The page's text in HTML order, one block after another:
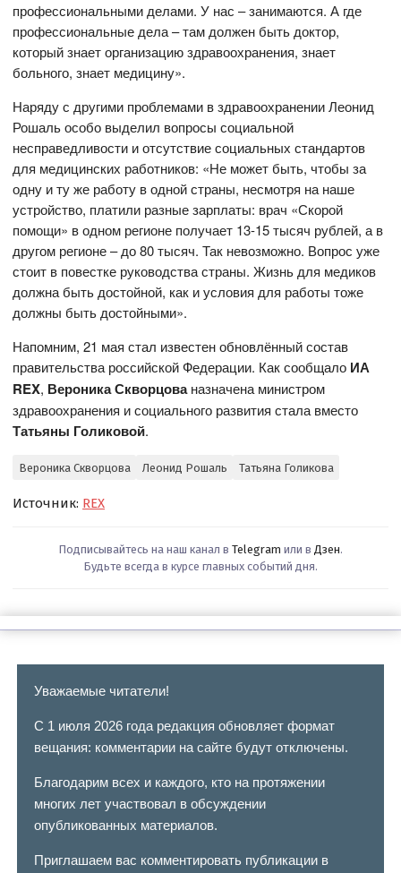
профессиональными делами. У нас – занимаются. А где
профессиональные дела – там должен быть доктор,
который знает организацию здравоохранения, знает
больного, знает медицину».
Наряду с другими проблемами в здравоохранении Леонид
Рошаль особо выделил вопросы социальной
несправедливости и отсутствие социальных стандартов
для медицинских работников: «Не может быть, чтобы за
одну и ту же работу в одной страны, несмотря на наше
устройство, платили разные зарплаты: врач «Скорой
помощи» в одном регионе получает 13-15 тысяч рублей, а в
другом регионе – до 80 тысяч. Так невозможно. Вопрос уже
стоит в повестке руководства страны. Жизнь для медиков
должна быть достойной, как и условия для работы тоже
должны быть достойными».
Напомним, 21 мая стал известен обновлённый состав
правительства российской Федерации. Как сообщало ИА
REX, Вероника Скворцованазначена министром
здравоохранения и социального развития стала вместо
Татьяны Голиковой.
Вероника Скворцова Леонид Рошаль Татьяна Голикова
Источник: REX
Подписывайтесь на наш канал в Telegram или в Дзен.
Будьте всегда в курсе главных событий дня.
Уважаемые читатели!
С 1 июля 2026 года редакция обновляет формат
вещания: комментарии на сайте будут отключены.
Благодарим всех и каждого, кто на протяжении
многих лет участвовал в обсуждении
опубликованных материалов.
Приглашаем вас комментировать публикации в